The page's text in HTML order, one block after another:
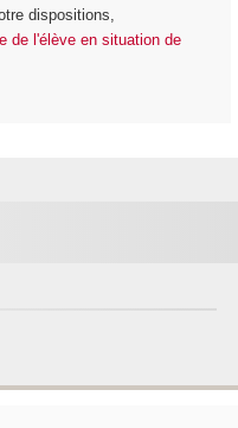
dispositions,
de l'élève en situation de